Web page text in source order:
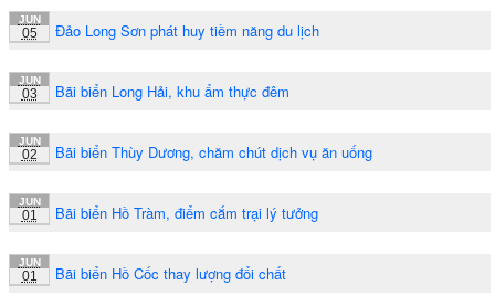
JUN
05 Đảo Long Sơn phát huy tiềm năng du lịch
JUN
03 Bãi biển Long Hải, khu ẩm thực đêm
JUN
02 Bãi biển Thùy Dương, chăm chút dịch vụ ăn uống
JUN
01 Bãi biển Hồ Tràm, điểm cắm trại lý tưởng
JUN
01 Bãi biển Hồ Cốc thay lượng đổi chất